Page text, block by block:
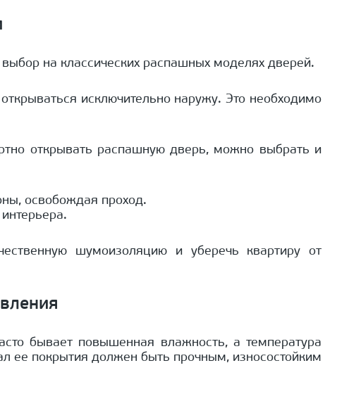
на классических распашных моделях дверей.
исключительно наружу. Это необходимо
открывать распашную дверь, можно выбрать и
освобождая проход.
шумоизоляцию и уберечь квартиру от
бывает повышенная влажность, а температура
ее покрытия должен быть прочным, износостойким